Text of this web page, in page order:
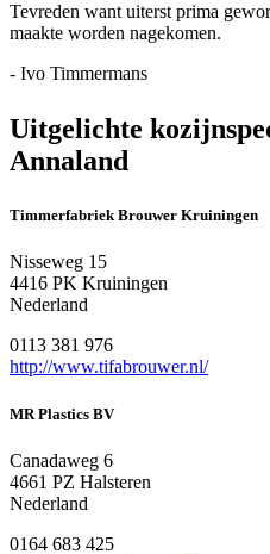
Tevreden want uiterst prima
maakte worden nagekomen.
- Ivo Timmermans
Uitgelichte
Annaland
Timmerfabriek Brouwer Kruiningen
Nisseweg 15
4416 PK Kruiningen
Nederland
0113 381 976
http://www.tifabrouwer.nl/
MR Plastics BV
Canadaweg 6
4661 PZ Halsteren
Nederland
0164 683 425